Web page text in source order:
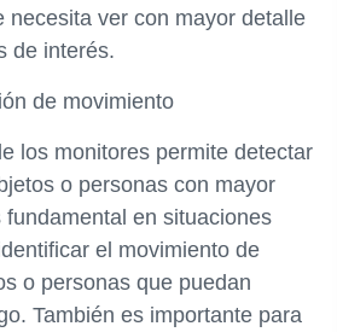
necesita ver con mayor detalle
de interés.
de movimiento
los monitores permite detectar
o personas con mayor
en situaciones
el movimiento de
o personas que puedan
También es importante para